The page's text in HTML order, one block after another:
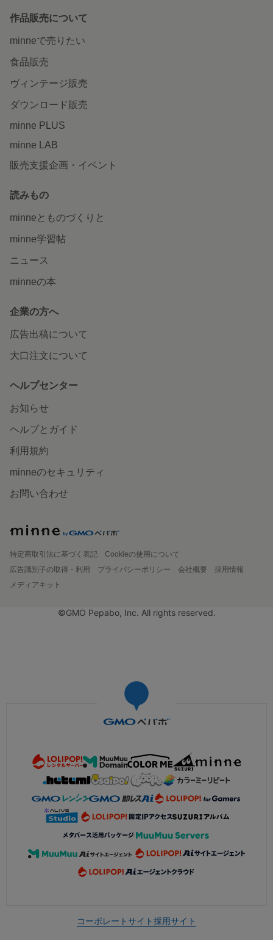
作品販売について
minneで売りたい
食品販売
ヴィンテージ販売
ダウンロード販売
minne PLUS
minne LAB
販売支援企画・イベント
読みもの
minneとものづくりと
minne学習帖
ニュース
minneの本
企業の方へ
広告出稿について
大口注文について
ヘルプセンター
お知らせ
ヘルプとガイド
利用規約
minneのセキュリティ
お問い合わせ
特定商取引法に基づく表記
Cookieの使用について
広告識別子の取得・利用
プライバシーポリシー 会社概要
採用情報
メディアキット
©GMO Pepabo, Inc. All rights reserved.
コーポレートサイト採用サイト